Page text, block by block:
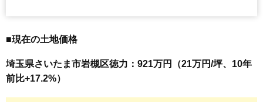
■現在の土地価格
埼玉県さいたま市岩槻区徳力：921万円（21万円/坪、10年
前比+17.2%）